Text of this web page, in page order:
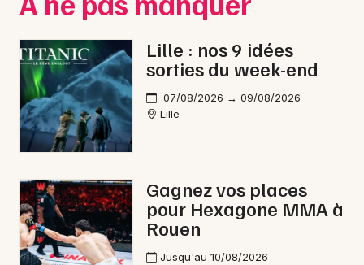
Sports
Soirées
Sorties famille
Expos
Cinéma dans le Nord
Cinéma en Nord-Pas-de-Calais
Paris
Strasbourg
Toulouse
Toutes les villes
Lille : nos 9 idées
sorties du week-end
07/08/2026 → 09/08/2026
Lille
Gagnez vos places
pour Hexagone MMA à
Rouen
Jusqu'au 10/08/2026